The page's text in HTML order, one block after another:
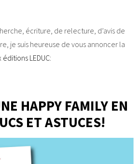
écriture, de relecture, d’avis de
je suis heureuse de vous annoncer la
éditions LEDUC:
HAPPY FAMILY EN
ET ASTUCES!